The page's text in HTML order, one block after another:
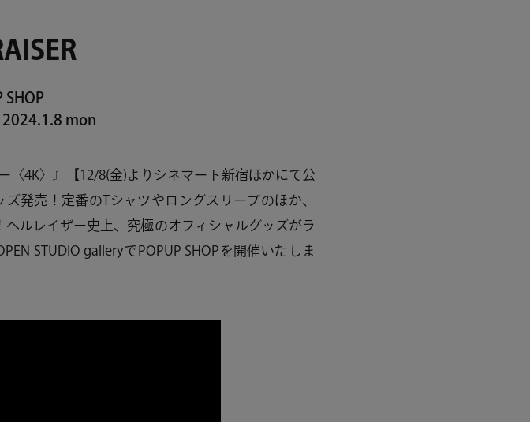
SHOP
mon
〈4K〉』【12/8(金)よりシネマート新宿ほかにて公
発売！定番のTシャツやロングスリーブのほか、
ルレイザー史上、究極のオフィシャルグッズがラ
STUDIO galleryでPOPUP SHOPを開催いたしま